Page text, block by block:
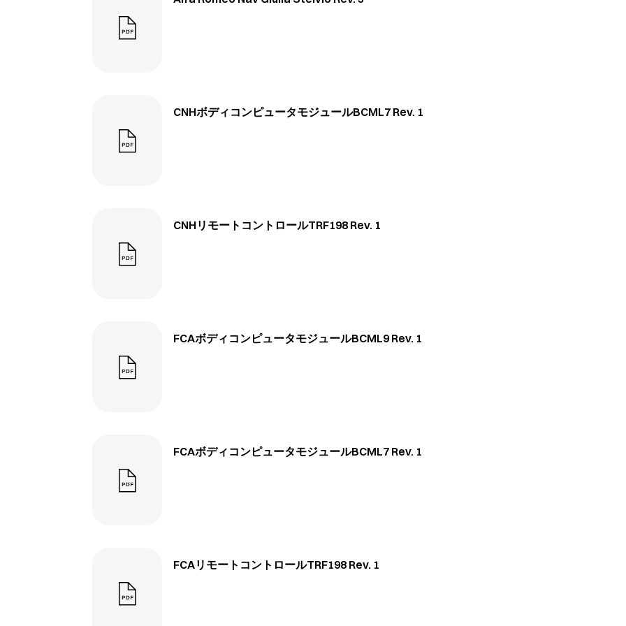
CNHボディコンピュータモジュールBCML7 Rev. 1
CNHリモートコントロールTRF198 Rev. 1
FCAボディコンピュータモジュールBCML9 Rev. 1
FCAボディコンピュータモジュールBCML7 Rev. 1
FCAリモートコントロールTRF198 Rev. 1